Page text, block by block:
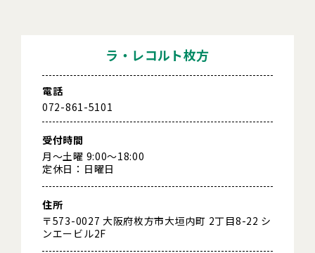
ラ・レコルト枚方
電話
072-861-5101
受付時間
月～土曜 9:00～18:00
定休日：日曜日
住所
〒573-0027 大阪府枚方市大垣内町 2丁目8-22 シ
ンエービル2F